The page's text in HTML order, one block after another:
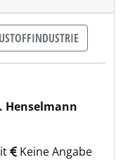
Henselmann
Keine Angabe